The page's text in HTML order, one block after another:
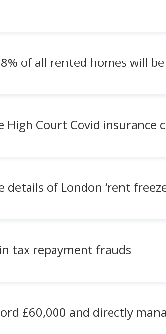
8% of all rented homes will
Court Covid insurance
details of London ‘rent
tax repayment frauds
£60,000 and directly